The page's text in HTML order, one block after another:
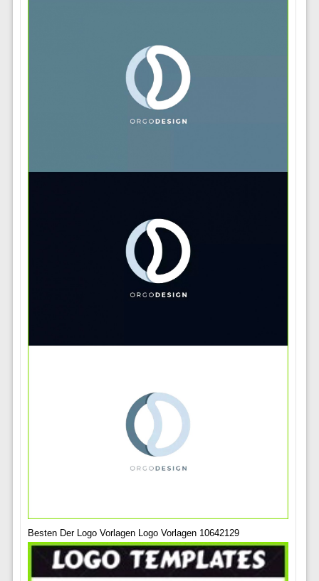
Besten Der Logo Vorlagen Logo Vorlagen 10642129